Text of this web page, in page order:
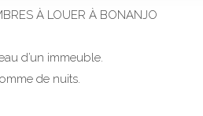
À LOUER À BONANJO
d’un immeuble.
de nuits.